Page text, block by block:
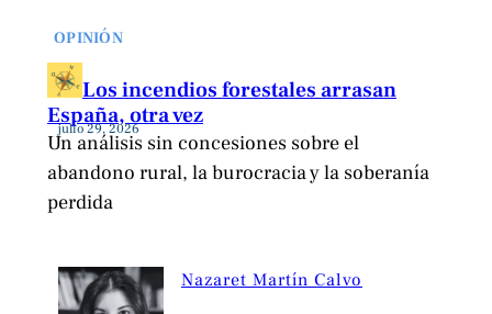
OPINIÓN
Los incendios forestales arrasan
España, otra vez
julio 29, 2026
Un análisis sin concesiones sobre el
abandono rural, la burocracia y la soberanía
perdida
Nazaret Martín Calvo